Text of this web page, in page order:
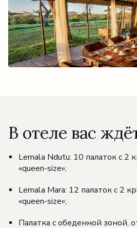
В отеле вас
Lemala Ndutu: 10 палаток с 2
«queen-size»;
Lemala Mara: 12 палаток с 2
«queen-size»;
Палатка с обеденной зоной,